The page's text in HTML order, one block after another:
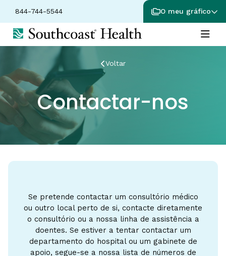
844-744-5544 O meu gráfico
Voltar
Contactar-nos
Se pretende contactar um consultório médico
ou outro local perto de si, contacte diretamente
o consultório ou a nossa linha de assistência a
doentes. Se estiver a tentar contactar um
departamento do hospital ou um gabinete de
apoio, segue-se a nossa lista de números de